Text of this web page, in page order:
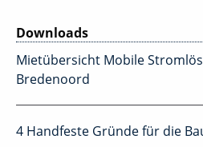
Downloads
Mietübersicht Mobile
Bredenoord
4 Handfeste Gründe für die